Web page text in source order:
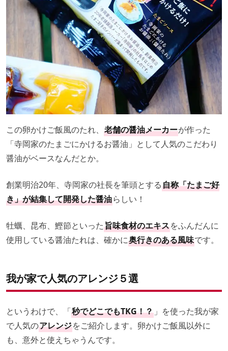
この卵かけご飯風のたれ、 老舗の醤油メーカーが作った
「寺岡家のたまごにかけるお醤油」として人気のこだわり
醤油がベースなんだとか。
創業明治20年、寺岡家の社長を筆頭とする自称「たまご好
き」が結集して開発した醤油らしい！
牡蠣、昆布、鰹節といった旨味食材のエキスをふんだんに
使用している醤油たれは、確かに奥行きのある風味です。
我が家で人気のアレンジ５選
というわけで、「秒でどこでもTKG！？ 」を使った我が家
で人気のアレンジをご紹介します。卵かけご飯風以外に
も、意外と使えちゃうんです。